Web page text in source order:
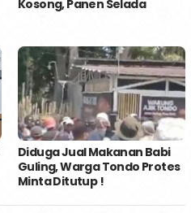
Kosong, Panen Selada
Diduga Jual Makanan Babi
Guling, Warga Tondo Protes
Minta Ditutup !